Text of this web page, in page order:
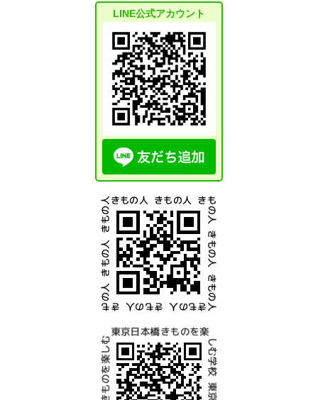
LINE公式アカウント